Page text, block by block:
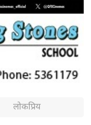
लोकप्रिय